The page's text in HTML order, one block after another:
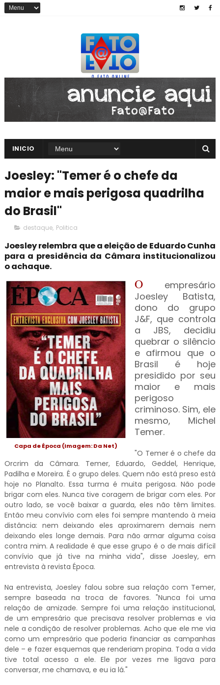
INICIO
Joesley: "Temer é o chefe da
maior e mais perigosa quadrilha
do Brasil"
destaque, Politica
Joesley relembra que a eleição de Eduardo Cunha
para a presidência da Câmara institucionalizou
o achaque.
Capa de Época (Imagem: Da Net)
Oempresário
Joesley Batista,
dono do grupo
J&F, que controla
a JBS, decidiu
quebrar o silêncio
e afirmou que o
Brasil é hoje
presidido por seu
maior e mais
perigoso
criminoso. Sim, ele
mesmo, Michel
Temer.
"O Temer é o chefe da
Orcrim da Câmara. Temer, Eduardo, Geddel, Henrique,
Padilha e Moreira. É o grupo deles. Quem não está preso está
hoje no Planalto. Essa turma é muita perigosa. Não pode
brigar com eles. Nunca tive coragem de brigar com eles. Por
outro lado, se você baixar a guarda, eles não têm limites.
Então meu convívio com eles foi sempre mantendo à meia
distância: nem deixando eles aproximarem demais nem
deixando eles longe demais. Para não armar alguma coisa
contra mim. A realidade é que esse grupo é o de mais difícil
convívio que já tive na minha vida", disse Joesley, em
entrevista à revista Época.
Na entrevista, Joesley falou sobre sua relação com Temer,
sempre baseada na troca de favores. "Nunca foi uma
relação de amizade. Sempre foi uma relação institucional,
de um empresário que precisava resolver problemas e via
nele a condição de resolver problemas. Acho que ele me via
como um empresário que poderia financiar as campanhas
dele – e fazer esquemas que renderiam propina. Toda a vida
tive total acesso a ele. Ele por vezes me ligava para
conversar, me chamava, e eu ia lá."